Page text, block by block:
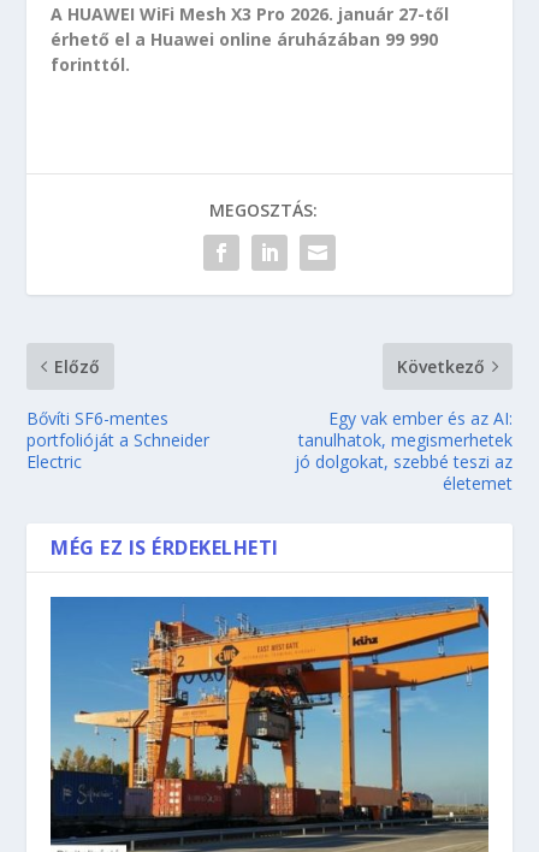
A HUAWEI WiFi Mesh X3 Pro 2026. január 27-től
érhető el a Huawei online áruházában 99 990
forinttól.
MEGOSZTÁS:
Előző
Bővíti SF6-mentes
portfolióját a Schneider
Electric
Következő
Egy vak ember és az AI:
tanulhatok, megismerhetek
jó dolgokat, szebbé teszi az
életemet
MÉG EZ IS ÉRDEKELHETI